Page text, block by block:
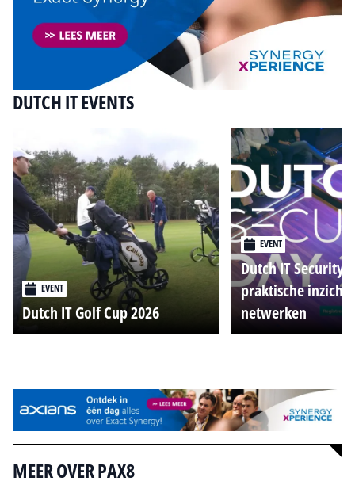
DUTCH IT EVENTS
EVENT
Dutch IT Golf Cup 2026
EVENT
Dutch IT Security
praktische
netwerken
MEER OVER PAX8